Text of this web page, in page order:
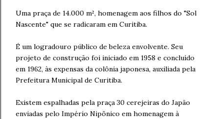
Uma praça de 14.000 m², homenagem aos filhos do "Sol
Nascente" que se radicaram em Curitiba.
É um logradouro público de beleza envolvente. Seu
projeto de construção foi iniciado em 1958 e concluído
em 1962, às expensas da colônia japonesa, auxiliada pela
Prefeitura Municipal de Curitiba.
Existem espalhadas pela praça 30 cerejeiras do Japão
enviadas pelo Império Nipônico em homenagem à